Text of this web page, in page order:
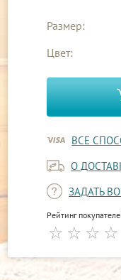
Размер:
Цвет:
ВСЕ
О
ЗАДАТЬ
Рейтинг